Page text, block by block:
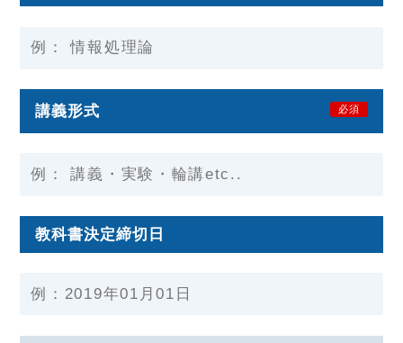
講義形式 必須
教科書決定締切日